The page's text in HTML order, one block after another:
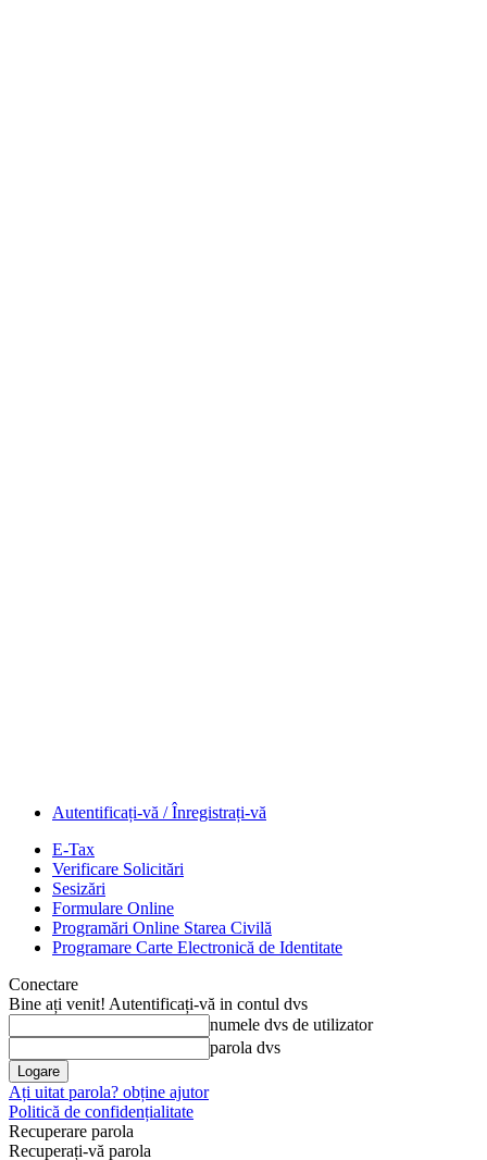
Autentificați-vă / Înregistrați-vă
E-Tax
Verificare Solicitări
Sesizări
Formulare Online
Programări Online Starea Civilă
Programare Carte Electronică de Identitate
Conectare
Bine ați venit! Autentificați-vă in contul dvs
numele dvs de utilizator
parola dvs
Ați uitat parola? obține ajutor
Politică de confidențialitate
Recuperare parola
Recuperați-vă parola